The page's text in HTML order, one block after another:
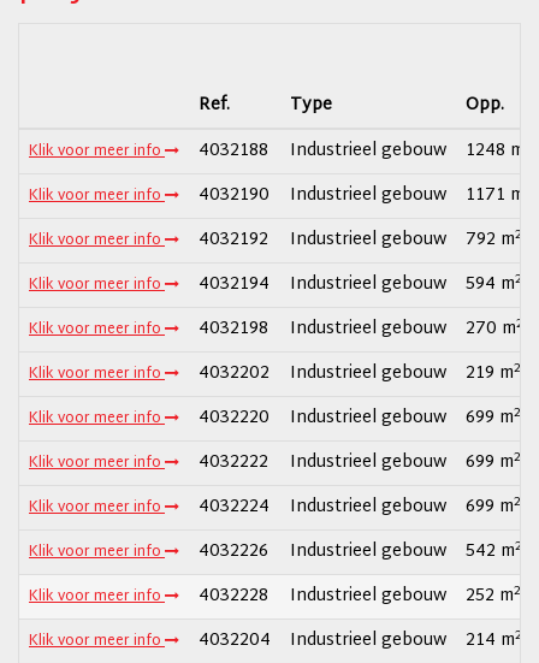
Ref. Type Opp.
Klik voor meer info 4032188 Industrieel gebouw 1248 m
Klik voor meer info 4032190 Industrieel gebouw 1171 m
Klik voor meer info 4032192 Industrieel gebouw 792 m2
Klik voor meer info 4032194 Industrieel gebouw 594 m2
Klik voor meer info 4032198 Industrieel gebouw 270 m2
Klik voor meer info 4032202 Industrieel gebouw 219 m2
Klik voor meer info 4032220 Industrieel gebouw 699 m2
Klik voor meer info 4032222 Industrieel gebouw 699 m2
Klik voor meer info 4032224 Industrieel gebouw 699 m2
Klik voor meer info 4032226 Industrieel gebouw 542 m2
Klik voor meer info 4032228 Industrieel gebouw 252 m2
Klik voor meer info 4032204 Industrieel gebouw 214 m2